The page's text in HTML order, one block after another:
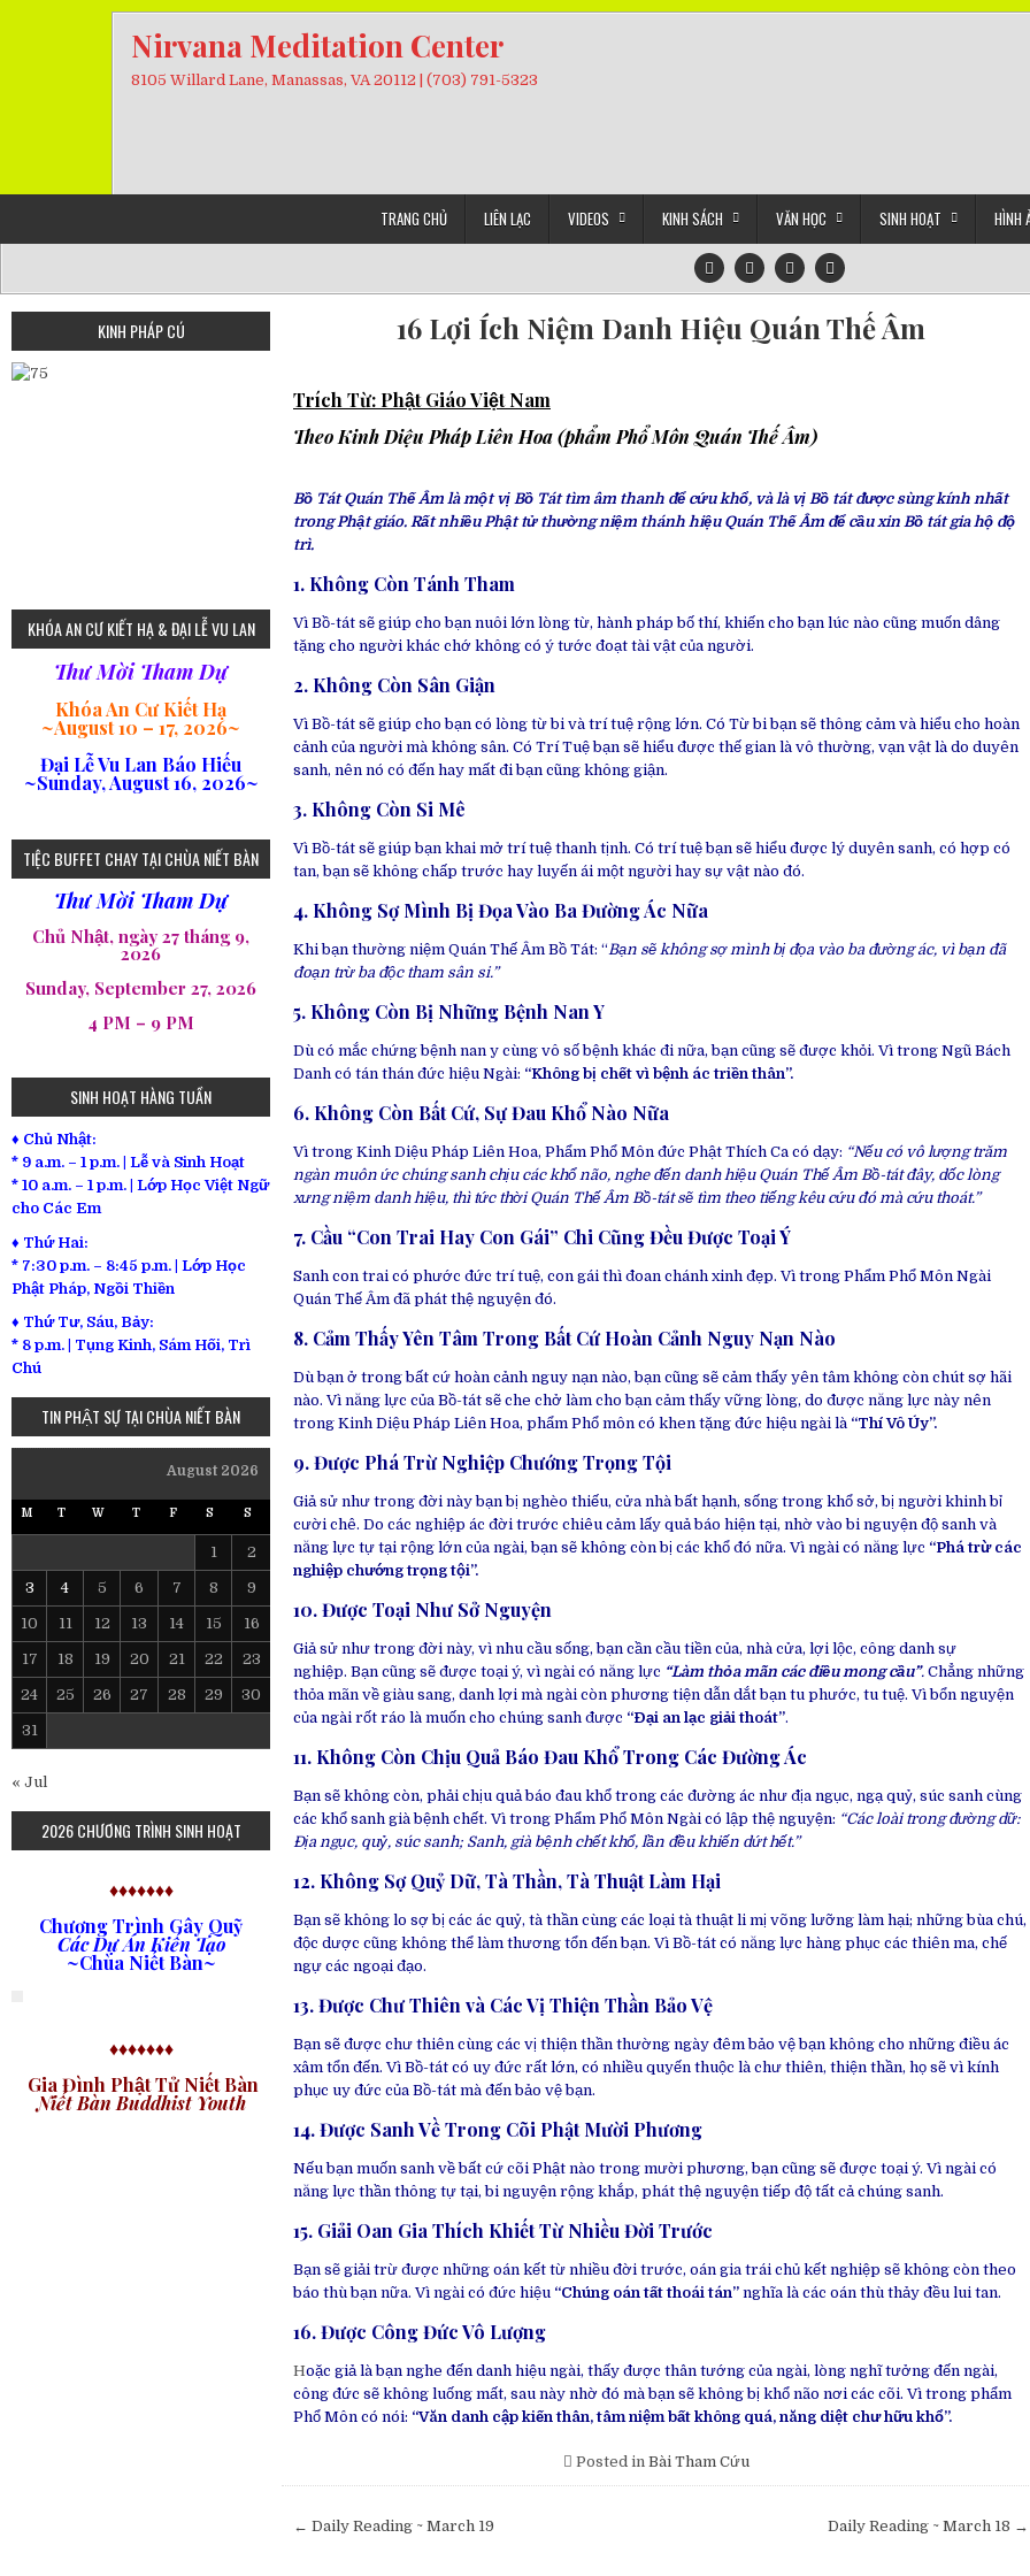
Nirvana Meditation Center
8105 Willard Lane, Manassas, VA 20112 | (703) 791-5323
TRANG CHỦ LIÊN LẠC VIDEOS KINH SÁCH VĂN HỌC SINH HOẠT HÌNH
16 Lợi Ích Niệm Danh Hiệu Quán Thế Âm
Trích Từ: Phật Giáo Việt Nam
Theo Kinh Diệu Pháp Liên Hoa (phẩm Phổ Môn Quán Thế Âm)
Bồ Tát Quán Thế Âm là một vị Bồ Tát tìm âm thanh để cứu khổ, và là vị Bồ tát được sùng kính nhất
trong Phật giáo. Rất nhiều Phật tử thường niệm thánh hiệu Quán Thế Âm để cầu xin Bồ tát gia hộ độ
trì.
1. Không Còn Tánh Tham
Vì Bồ-tát sẽ giúp cho bạn nuôi lớn lòng từ, hành pháp bố thí, khiến cho bạn lúc nào cũng muốn dâng
tặng cho người khác chớ không có ý tước đoạt tài vật của người.
2. Không Còn Sân Giận
Vì Bồ-tát sẽ giúp cho bạn có lòng từ bi và trí tuệ rộng lớn. Có Từ bi bạn sẽ thông cảm và hiểu cho hoàn
cảnh của người mà không sân. Có Trí Tuệ bạn sẽ hiểu được thế gian là vô thường, vạn vật là do duyên
sanh, nên nó có đến hay mất đi bạn cũng không giận.
3. Không Còn Si Mê
Vì Bồ-tát sẽ giúp bạn khai mở trí tuệ thanh tịnh. Có trí tuệ bạn sẽ hiểu được lý duyên sanh, có hợp có
tan, bạn sẽ không chấp trước hay luyến ái một người hay sự vật nào đó.
4. Không Sợ Mình Bị Đọa Vào Ba Đường Ác Nữa
Khi bạn thường niệm Quán Thế Âm Bồ Tát: “ Bạn sẽ không sợ mình bị đọa vào ba đường ác, vì bạn đã
đoạn trừ ba độc tham sân si.”
5. Không Còn Bị Những Bệnh Nan Y
Dù có mắc chứng bệnh nan y cùng vô số bệnh khác đi nữa, bạn cũng sẽ được khỏi. Vì trong Ngũ Bách
Danh có tán thán đức hiệu Ngài: “Không bị chết vì bệnh ác triền thân”.
6. Không Còn Bất Cứ, Sự Đau Khổ Nào Nữa
Vì trong Kinh Diệu Pháp Liên Hoa, Phẩm Phổ Môn đức Phật Thích Ca có dạy: “Nếu có vô lượng trăm
ngàn muôn ức chúng sanh chịu các khổ não, nghe đến danh hiệu Quán Thế Âm Bồ-tát đây, dốc lòng
xưng niệm danh hiệu, thì tức thời Quán Thế Âm Bồ-tát sẽ tìm theo tiếng kêu cứu đó mà cứu thoát.”
7. Cầu “Con Trai Hay Con Gái” Chi Cũng Đều Được Toại Ý
Sanh con trai có phước đức trí tuệ, con gái thì đoan chánh xinh đẹp. Vì trong Phẩm Phổ Môn Ngài
Quán Thế Âm đã phát thệ nguyện đó.
8. Cảm Thấy Yên Tâm Trong Bất Cứ Hoàn Cảnh Nguy Nạn Nào
Dù bạn ở trong bất cứ hoàn cảnh nguy nạn nào, bạn cũng sẽ cảm thấy yên tâm không còn chút sợ hãi
nào. Vì năng lực của Bồ-tát sẽ che chở làm cho bạn cảm thấy vững lòng, do được năng lực này nên
trong Kinh Diệu Pháp Liên Hoa, phẩm Phổ môn có khen tặng đức hiệu ngài là “Thí Vô Úy”.
9. Được Phá Trừ Nghiệp Chướng Trọng Tội
Giả sử như trong đời này bạn bị nghèo thiếu, cửa nhà bất hạnh, sống trong khổ sở, bị người khinh bỉ
cười chê. Do các nghiệp ác đời trước chiêu cảm lấy quả báo hiện tại, nhờ vào bi nguyện độ sanh và
năng lực tự tại rộng lớn của ngài, bạn sẽ không còn bị các khổ đó nữa. Vì ngài có năng lực “Phá trừ các
nghiệp chướng trọng tội”.
10. Được Toại Như Sở Nguyện
Giả sử như trong đời này, vì nhu cầu sống, bạn cần cầu tiền của, nhà cửa, lợi lộc, công danh sự
nghiệp. Bạn cũng sẽ được toại ý, vì ngài có năng lực “Làm thỏa mãn các điều mong cầu”. Chẳng những
thỏa mãn về giàu sang, danh lợi mà ngài còn phương tiện dẫn dắt bạn tu phước, tu tuệ. Vì bổn nguyện
của ngài rốt ráo là muốn cho chúng sanh được “Đại an lạc giải thoát”.
11. Không Còn Chịu Quả Báo Đau Khổ Trong Các Đường Ác
Bạn sẽ không còn, phải chịu quả báo đau khổ trong các đường ác như địa ngục, ngạ quỷ, súc sanh cùng
các khổ sanh già bệnh chết. Vì trong Phẩm Phổ Môn Ngài có lập thệ nguyện: “Các loài trong đường dữ:
Địa ngục, quỷ, súc sanh; Sanh, già bệnh chết khổ, lần đều khiến dứt hết.”
12. Không Sợ Quỷ Dữ, Tà Thần, Tà Thuật Làm Hại
Bạn sẽ không lo sợ bị các ác quỷ, tà thần cùng các loại tà thuật li mị võng lưỡng làm hại; những bùa chú,
độc dược cũng không thể làm thương tổn đến bạn. Vì Bồ-tát có năng lực hàng phục các thiên ma, chế
ngự các ngoại đạo.
13. Được Chư Thiên và Các Vị Thiện Thần Bảo Vệ
Bạn sẽ được chư thiên cùng các vị thiện thần thường ngày đêm bảo vệ bạn không cho những điều ác
xâm tổn đến. Vì Bồ-tát có uy đức rất lớn, có nhiều quyến thuộc là chư thiên, thiện thần, họ sẽ vì kính
phục uy đức của Bồ-tát mà đến bảo vệ bạn.
14. Được Sanh Về Trong Cõi Phật Mười Phương
Nếu bạn muốn sanh về bất cứ cõi Phật nào trong mười phương, bạn cũng sẽ được toại ý. Vì ngài có
năng lực thần thông tự tại, bi nguyện rộng khắp, phát thệ nguyện tiếp độ tất cả chúng sanh.
15. Giải Oan Gia Thích Khiết Từ Nhiều Đời Trước
Bạn sẽ giải trừ được những oán kết từ nhiều đời trước, oán gia trái chủ kết nghiệp sẽ không còn theo
báo thù bạn nữa. Vì ngài có đức hiệu “Chúng oán tất thoái tán” nghĩa là các oán thù thảy đều lui tan.
16. Được Công Đức Vô Lượng
Hoặc giả là bạn nghe đến danh hiệu ngài, thấy được thân tướng của ngài, lòng nghĩ tưởng đến ngài,
công đức sẽ không luống mất, sau này nhờ đó mà bạn sẽ không bị khổ não nơi các cõi. Vì trong phẩm
Phổ Môn có nói: “Văn danh cập kiến thân, tâm niệm bất không quá, năng diệt chư hữu khổ”.
Posted in Bài Tham Cứu
Post Daily Reading ~ March 18 →
← Daily Reading ~ March 19
KINH PHÁP CÚ
75
80
78
77
82
92
93
94
95
98
641
182
101
loipha2
loipha4
loipha1
loipha5
loipha7
loipha8
loipha10
loipha9
loi-phat-day
loipha15
loipha13
KHÓA AN CƯ KIẾT HẠ & ĐẠI LỄ VU LAN
Thư Mời Tham Dự
Khóa An Cư Kiết Hạ
~August 10 – 17, 2026~
Đại Lễ Vu Lan Báo Hiếu
~Sunday, August 16, 2026~
TIỆC BUFFET CHAY TẠI CHÙA NIẾT BÀN
Thư Mời Tham Dự
Chủ Nhật, ngày 27 tháng 9,
2026
Sunday, September 27, 2026
4 PM – 9 PM
SINH HOẠT HÀNG TUẦN
♦ Chủ Nhật:
* 9 a.m. – 1 p.m. | Lễ và Sinh Hoạt
* 10 a.m. – 1 p.m. | Lớp Học Việt Ngữ
cho Các Em
♦ Thứ Hai:
* 7:30 p.m. – 8:45 p.m. | Lớp Học
Phật Pháp, Ngồi Thiền
♦ Thứ Tư, Sáu, Bảy:
* 8 p.m. | Tụng Kinh, Sám Hối, Trì
Chú
TIN PHẬT SỰ TẠI CHÙA NIẾT BÀN
August 2026
M T W T F S S
1 2
3 4 5 6 7 8 9
10 11 12 13 14 15 16
17 18 19 20 21 22 23
24 25 26 27 28 29 30
31
« Jul
2026 CHƯƠNG TRÌNH SINH HOẠT
♦♦♦♦♦♦♦
Chương Trình Gây Quỹ
Các Dự Án Kiến Tạo
~Chùa Niết Bàn~
♦♦♦♦♦♦♦
Gia Đình Phật Tử Niết Bàn
Niết Bàn Buddhist Youth